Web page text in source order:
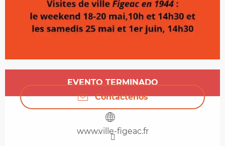
Horarios y datos de contacto
EVENTO TERMINADO
Contáctenos
www.ville-figeac.fr